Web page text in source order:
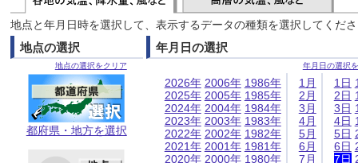
地点と年月日時を選択して、表示するデータの種類を選択してくだ
地点の選択
地点の選択をクリア
都府県・地方を選択
年月日の選択
年月日の選択
2026年
2025年
2024年
2023年
2022年
2021年
2020年
2006年
2005年
2004年
2003年
2002年
2001年
2000年
1986年
1985年
1984年
1983年
1982年
1981年
1980年
1月
2月
3月
4月
5月
6月
7月
1日
2日
3日
4日
5日
6日
7日